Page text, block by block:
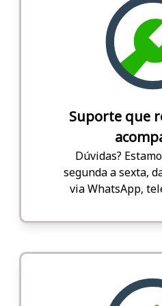
Suporte que
Dúvidas?
segunda a sexta,
via WhatsApp,